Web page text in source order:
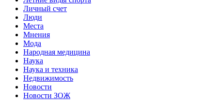
Личный счет
Люди
Места
Мнения
Мода
Народная медицина
Наука
Наука и техника
Недвижимость
Новости
Новости ЗОЖ